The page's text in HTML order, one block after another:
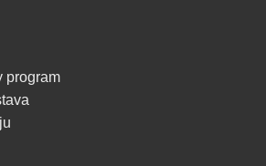
program